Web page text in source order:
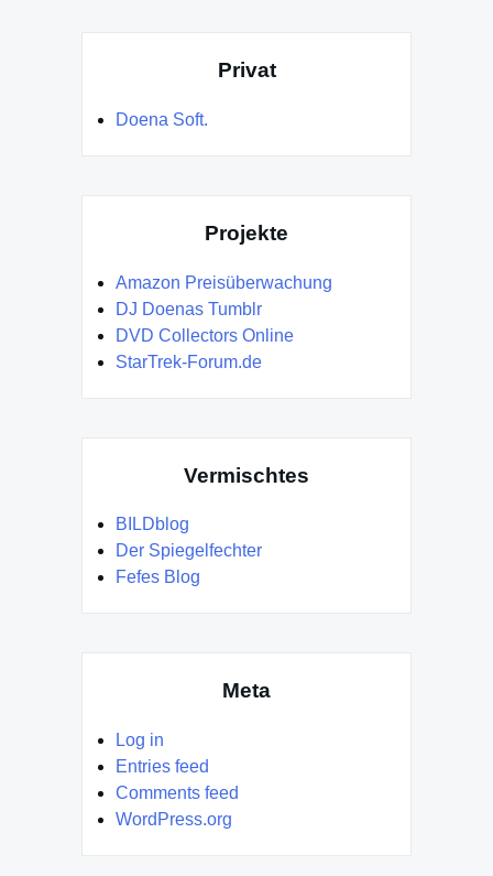
Privat
Doena Soft.
Projekte
Amazon Preisüberwachung
DJ Doenas Tumblr
DVD Collectors Online
StarTrek-Forum.de
Vermischtes
BILDblog
Der Spiegelfechter
Fefes Blog
Meta
Log in
Entries feed
Comments feed
WordPress.org